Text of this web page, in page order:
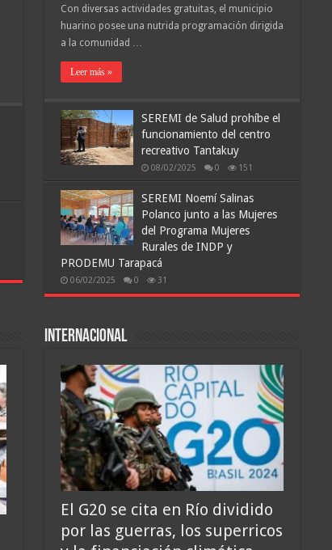
Con diversas actividades gratuitas, el municipio
huarino posee una nutrida programación dirigida
a la comunidad …
Leer más »
SEREMI de Salud prohíbe el
funcionamiento del centro
recreativo Tantakuy
08/02/2025 0 151
SEREMI Noemí Salinas
Polanco junto a las Mujeres
del Programa Mujeres
Rurales de INDP y
PRODEMU Tarapacá
06/02/2025 0 31
Internacional
El G20 se cita en Río dividido
por las guerras, los superricos